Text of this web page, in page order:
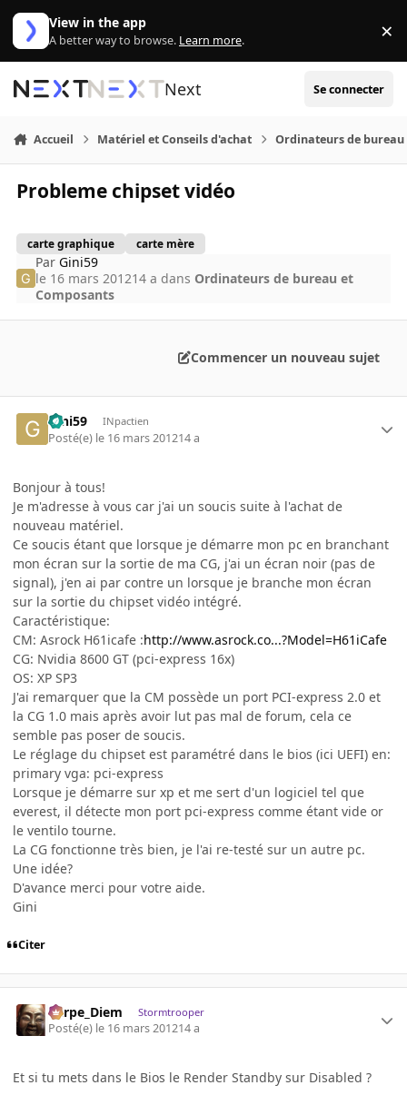
Aller au contenu
View in the app
A better way to browse. Learn more. ×
Next Se connecter
Accueil Matériel et Conseils d'achat Ordinateurs de bureau
Probleme chipset vidéo
carte graphique carte mère
Par Gini59
le 16 mars 201214 a dans Ordinateurs de bureau et
Composants
Commencer un nouveau sujet
Gini59 INpactien
Posté(e) le 16 mars 201214 a
Bonjour à tous!
Je m'adresse à vous car j'ai un soucis suite à l'achat de
nouveau matériel.
Ce soucis étant que lorsque je démarre mon pc en branchant
mon écran sur la sortie de ma CG, j'ai un écran noir (pas de
signal), j'en ai par contre un lorsque je branche mon écran
sur la sortie du chipset vidéo intégré.
Caractéristique:
CM: Asrock H61icafe :http://www.asrock.co...?Model=H61iCafe
CG: Nvidia 8600 GT (pci-express 16x)
OS: XP SP3
J'ai remarquer que la CM possède un port PCI-express 2.0 et
la CG 1.0 mais après avoir lut pas mal de forum, cela ce
semble pas poser de soucis.
Le réglage du chipset est paramétré dans le bios (ici UEFI) en:
primary vga: pci-express
Lorsque je démarre sur xp et me sert d'un logiciel tel que
everest, il détecte mon port pci-express comme étant vide or
le ventilo tourne.
La CG fonctionne très bien, je l'ai re-testé sur un autre pc.
Une idée?
D'avance merci pour votre aide.
Gini
Citer
Carpe_Diem Stormtrooper
Posté(e) le 16 mars 201214 a
Et si tu mets dans le Bios le Render Standby sur Disabled ?